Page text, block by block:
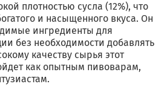
плотностью сусла (12%), что
и насыщенного вкуса. Он
ингредиенты для
без необходимости добавлять
качеству сырья этот
как опытным пивоварам,